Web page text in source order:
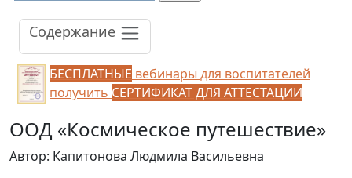
Содержание
БЕСПЛАТНЫЕ вебинары для воспитателей
получить СЕРТИФИКАТ ДЛЯ АТТЕСТАЦИИ
ООД «Космическое путешествие»
Автор: Капитонова Людмила Васильевна